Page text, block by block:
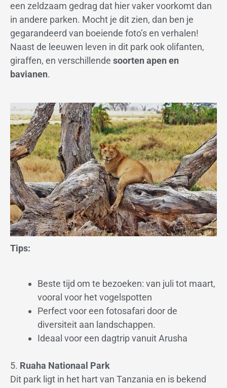
een zeldzaam gedrag dat hier vaker voorkomt dan
in andere parken. Mocht je dit zien, dan ben je
gegarandeerd van boeiende foto’s en verhalen!
Naast de leeuwen leven in dit park ook olifanten,
giraffen, en verschillende soorten apen en
bavianen.
Tips:
Beste tijd om te bezoeken: van juli tot maart,
vooral voor het vogelspotten
Perfect voor een fotosafari door de
diversiteit aan landschappen.
Ideaal voor een dagtrip vanuit Arusha
5. Ruaha Nationaal Park
Dit park ligt in het hart van Tanzania en is bekend